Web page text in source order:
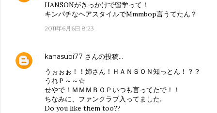
HANSONがきっかけで留学って！
キンパチなヘアスタイルでMmmbop言うてたん？
2011年6月6日 8:23
kanasubi77 さんの投稿…
うぉぉぉ！！姉さん！ＨＡＮＳＯＮ知っとん！？？
うれＰ～～☆
せやで！ＭＭＭＢＯＰいつも言ってたで！！
ちなみに、ファンクラブ入ってました..
Do you like them too??